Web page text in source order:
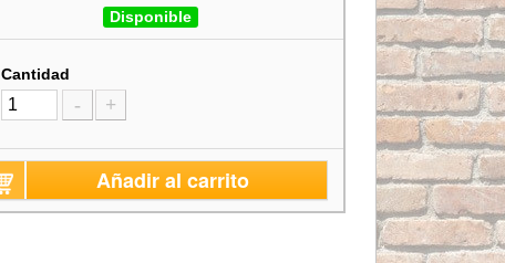
Disponible
Cantidad
- +
Añadir al carrito